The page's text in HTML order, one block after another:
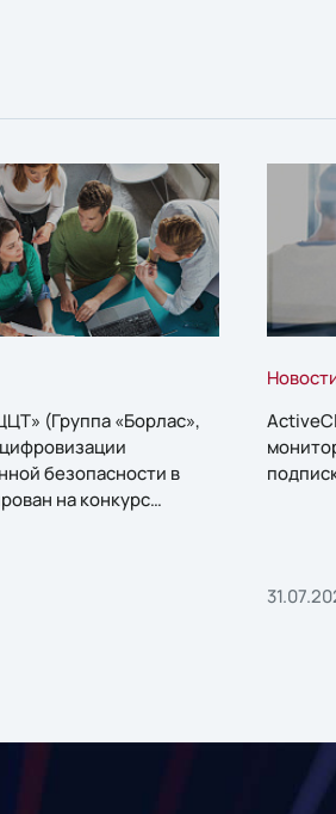
(Группа «Борлас»,
безопасности в
на конкурс